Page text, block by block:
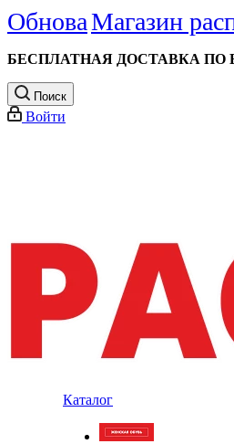
ОбноваМагазин
БЕСПЛАТНАЯ ДОСТАВКА ПО
Поиск
Войти
Каталог